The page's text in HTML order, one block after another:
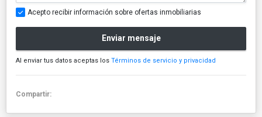
Acepto recibir información sobre ofertas inmobiliarias
Enviar mensaje
Al enviar tus datos aceptas los Términos de servicio y privacidad
Compartir: